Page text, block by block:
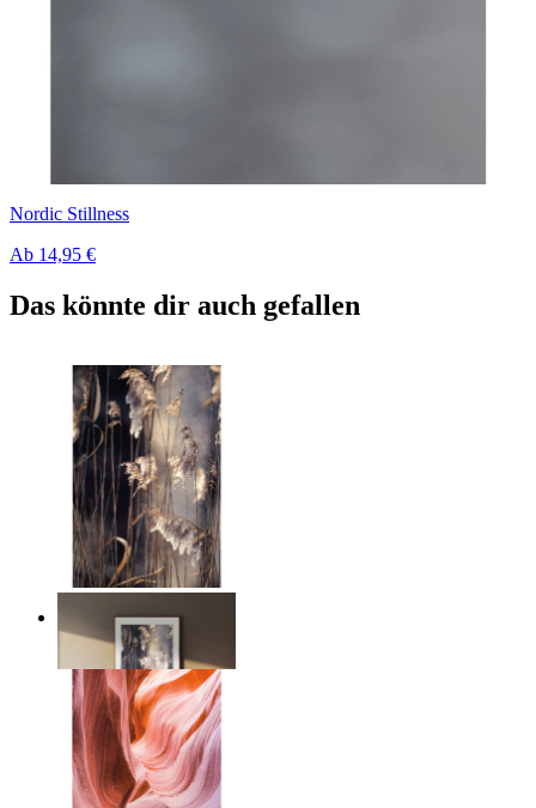
Nordic Stillness
Ab 14,95 €
Das könnte dir auch gefallen
Nordic Reed Glow
14,95 €